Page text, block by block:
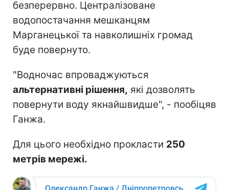
безперервно. Централізоване
водопостачання мешканцям
Марганецької та навколишніх громад
буде повернуто.
"Водночас впроваджуються
альтернативні рішення, які дозволять
повернути воду якнайшвидше", - пообіцяв
Ганжа.
Для цього необхідно прокласти 250
метрів мережі.